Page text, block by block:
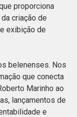
proporciona
criação de
exibição de
belenenses. Nos
que conecta
Marinho ao
lançamentos de
e